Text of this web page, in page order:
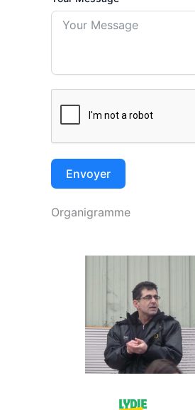
Envoyer
Organigramme